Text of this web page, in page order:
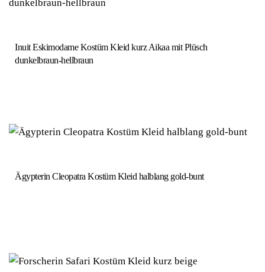
Inuit Eskimodame Kostüm Kleid kurz Aikaa mit Plüsch
dunkelbraun-hellbraun
Ägypterin Cleopatra Kostüm Kleid halblang gold-bunt